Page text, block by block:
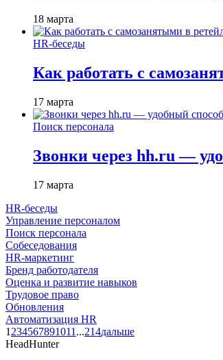
18 марта
HR-беседы
Как работать с
17 марта
Поиск персонала
Звонки через hh.ru —
17 марта
HR-беседы
Управление персоналом
Поиск персонала
Собеседования
HR-маркетинг
Бренд работодателя
Оценка и развитие навыков
Трудовое право
Обновления
Автоматизация HR
1 234567891011 ...214дальше
HeadHunter